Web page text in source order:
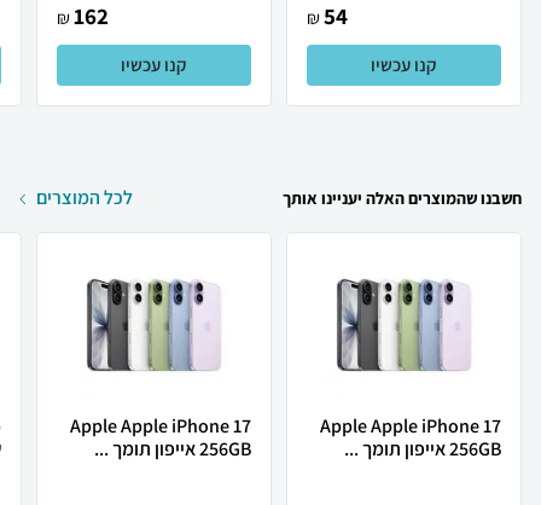
54
₪
קנו עכשיו
162
₪
קנו עכשיו
חשבנו שהמוצרים האלה יעניינו אותך לכל המוצרים
Apple Apple iPhone 17
256GB אייפון תומך ...
Apple Apple iPhone 17
256GB אייפון תומך ...